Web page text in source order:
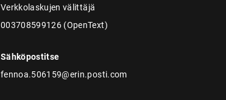
Verkkolaskujen välittäjä
003708599126 (OpenText)
Sähköpostitse
fennoa.506159@erin.posti.com